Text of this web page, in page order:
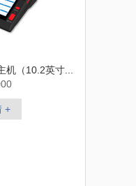
机（10.2英寸...
+